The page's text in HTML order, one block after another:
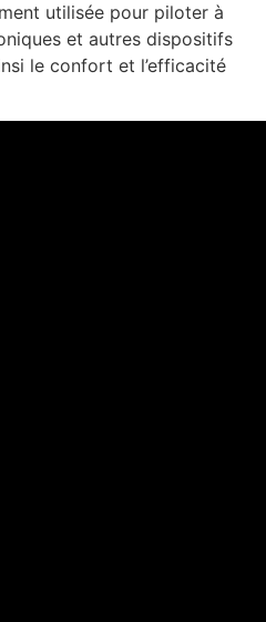
utilisée pour piloter à
et autres dispositifs
le confort et l’efficacité